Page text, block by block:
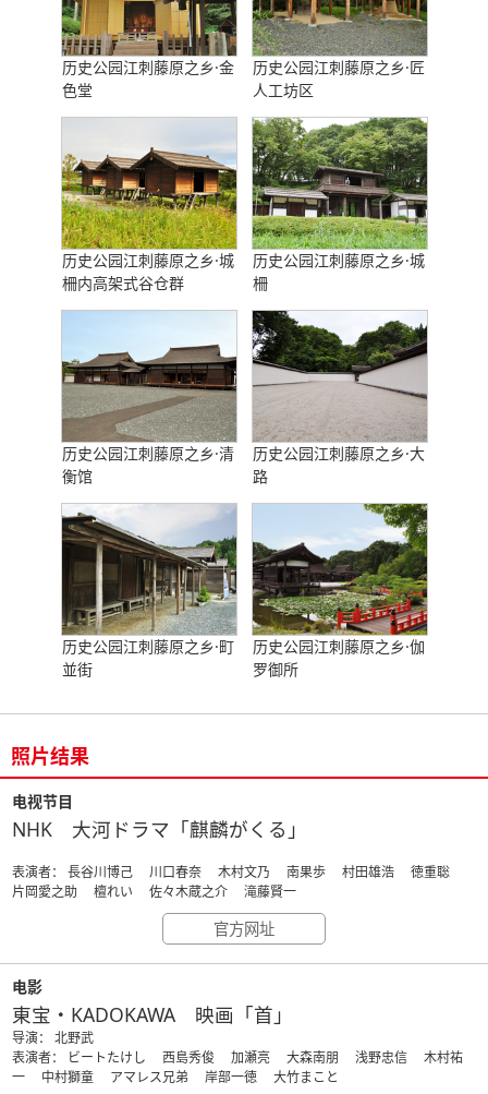
历史公园江刺藤原之乡·金
色堂
历史公园江刺藤原之乡·匠
人工坊区
历史公园江刺藤原之乡·城
柵内高架式谷仓群
历史公园江刺藤原之乡·城
柵
历史公园江刺藤原之乡·清
衡馆
历史公园江刺藤原之乡·大
路
历史公园江刺藤原之乡·町
並街
历史公园江刺藤原之乡·伽
罗御所
照片结果
电视节目
NHK 大河ドラマ「麒麟がくる」
表演者： 長谷川博己 川口春奈 木村文乃 南果歩 村田雄浩 徳重聡
片岡愛之助 檀れい 佐々木蔵之介 滝藤賢一
官方网址
电影
東宝・KADOKAWA 映画「首」
导演： 北野武
表演者： ビートたけし 西島秀俊 加瀬亮 大森南朋 浅野忠信 木村祐
一 中村獅童 アマレス兄弟 岸部一徳 大竹まこと